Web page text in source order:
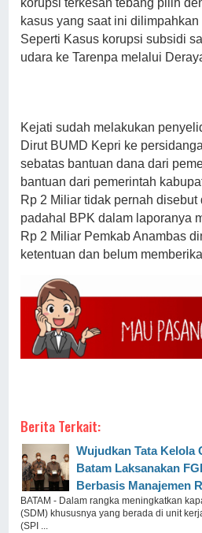
korupsi terkesan tebang pilih
kasus yang saat ini
Seperti Kasus korupsi subsidi
udara ke Tarenpa melalui
Kejati sudah melakukan
Dirut BUMD Kepri ke
sebatas bantuan dana dari
bantuan dari pemerintah
Rp 2 Miliar tidak pernah disebut
padahal BPK dalam laporanya
Rp 2 Miliar Pemkab Anambas
ketentuan dan belum
Berita Terkait:
Wujudkan Tata Kelola
Batam Laksanakan
Berbasis Manajemen
BATAM - Dalam rangka meningkatkan
(SDM) khususnya yang berada di unit
(SPI ...